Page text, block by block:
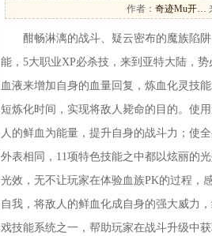
作者： 奇迹Mu开…
酣畅淋漓的战斗、疑云密布的魔族陷阱
能，5大职业XP必杀技，来到亚特大陆，
血液来增加自身的血量回复，炼血化灵技
短炼化时间，实现将敌人毙命的目的。使
人的鲜血为能量，提升自身的战斗力；使
外表相同，11项特色技能之中都以炫丽的
光效，无不让玩家在体验血族PK的过程，
自我，将敌人的鲜血化成自身的强大威力
戏技能系统之一，帮助玩家在战斗升级中